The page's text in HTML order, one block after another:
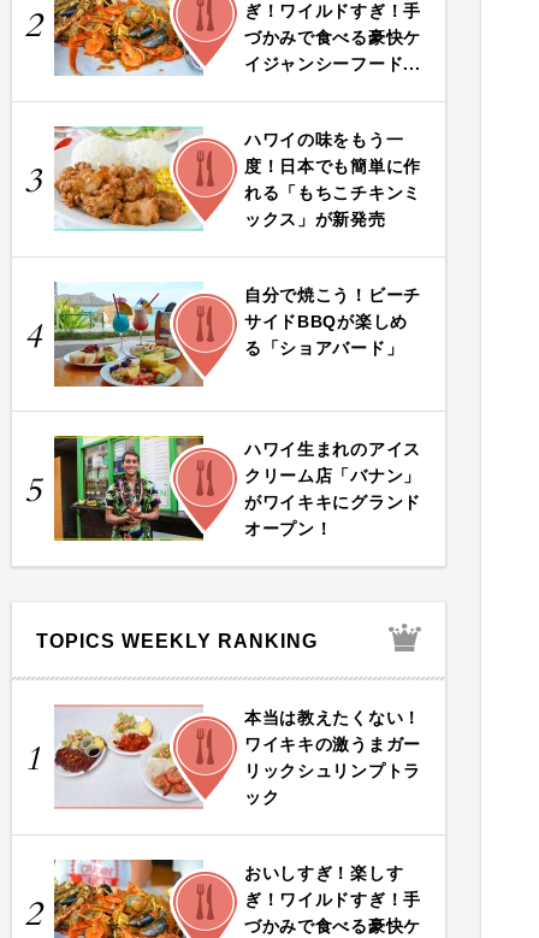
2
ぎ！ワイルドすぎ！手
づかみで食べる豪快ケ
イジャンシーフード...
3
FOOD
ハワイの味をもう一
度！日本でも簡単に作
れる「もちこチキンミ
ックス」が新発売
4
FOOD
自分で焼こう！ビーチ
サイドBBQが楽しめ
る「ショアバード」
5
FOOD
ハワイ生まれのアイス
クリーム店「バナン」
がワイキキにグランド
オープン！
TOPICS WEEKLY RANKING
1
FOOD
本当は教えたくない！
ワイキキの激うまガー
リックシュリンプトラ
ック
2
FOOD
おいしすぎ！楽しす
ぎ！ワイルドすぎ！手
づかみで食べる豪快ケ